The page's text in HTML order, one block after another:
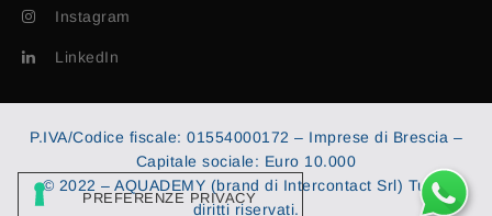
Instagram
LinkedIn
P.IVA/Codice fiscale: 01554000172 – Imprese di Brescia –
Capitale sociale: Euro 10.000
© 2022 – AQUADEMY (brand di Intercontact Srl) Tutti i
diritti riservati.